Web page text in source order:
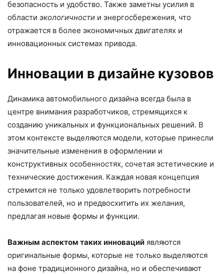
безопасность и удобство. Также заметны усилия в
области экологичности и энергосбережения, что
отражается в более экономичных двигателях и
инновационных системах привода.
Инновации в дизайне кузовов
Динамика автомобильного дизайна всегда была в
центре внимания разработчиков, стремящихся к
созданию уникальных и функциональных решений. В
этом контексте выделяются модели, которые принесли
значительные изменения в оформлении и
конструктивных особенностях, сочетая эстетические и
технические достижения. Каждая новая концепция
стремится не только удовлетворить потребности
пользователей, но и предвосхитить их желания,
предлагая новые формы и функции.
Важным аспектом таких инноваций являются
оригинальные формы, которые не только выделяются
на фоне традиционного дизайна, но и обеспечивают